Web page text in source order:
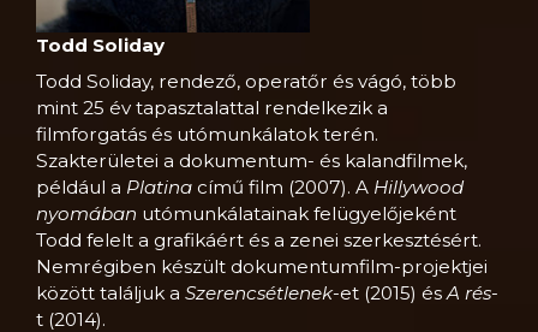
Todd Soliday
Todd Soliday, rendező, operatőr és vágó, több
mint 25 év tapasztalattal rendelkezik a
filmforgatás és utómunkálatok terén.
Szakterületei a dokumentum- és kalandfilmek,
például a Platina című film (2007). A Hillywood
nyomában utómunkálatainak felügyelőjeként
Todd felelt a grafikáért és a zenei szerkesztésért.
Nemrégiben készült dokumentumfilm-projektjei
között találjuk a Szerencsétlenek-et (2015) ésA rés-
t (2014).